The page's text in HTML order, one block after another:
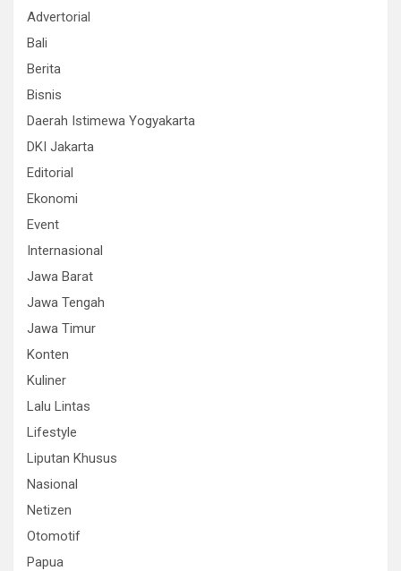
Advertorial
Bali
Berita
Bisnis
Daerah Istimewa Yogyakarta
DKI Jakarta
Editorial
Ekonomi
Event
Internasional
Jawa Barat
Jawa Tengah
Jawa Timur
Konten
Kuliner
Lalu Lintas
Lifestyle
Liputan Khusus
Nasional
Netizen
Otomotif
Papua